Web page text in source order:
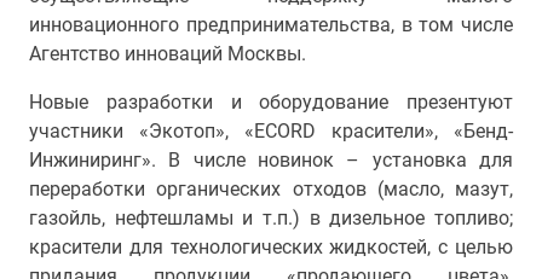
инновационного предпринимательства, в том числе
Агентство инноваций Москвы.
Новые разработки и оборудование презентуют
участники «Экотоп», «ECORD красители», «Бенд-
Инжиниринг». В числе новинок – установка для
переработки органических отходов (масло, мазут,
газойль, нефтешламы и т.п.) в дизельное топливо;
красители для технологических жидкостей, с целью